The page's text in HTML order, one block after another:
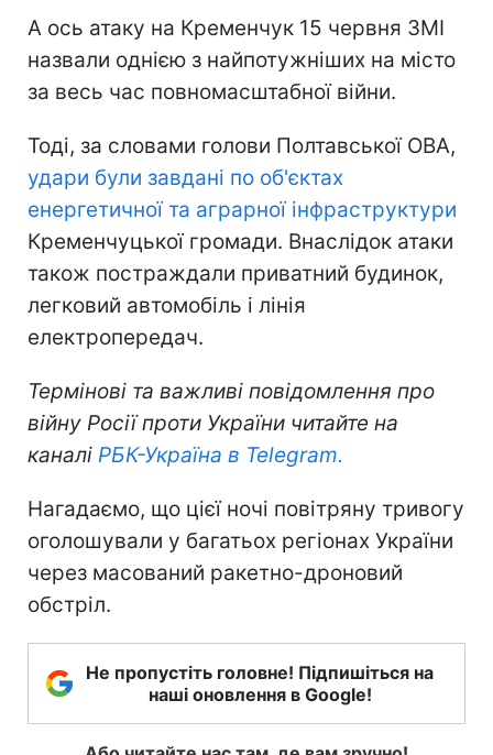
А ось атаку на Кременчук 15 червня ЗМІ
назвали однією з найпотужніших на місто
за весь час повномасштабної війни.
Тоді, за словами голови Полтавської ОВА,
удари були завдані по об'єктах
енергетичної та аграрної інфраструктури
Кременчуцької громади. Внаслідок атаки
також постраждали приватний будинок,
легковий автомобіль і лінія
електропередач.
Термінові та важливі повідомлення про
війну Росії проти України читайте на
каналі РБК-Україна в Telegram.
Нагадаємо, що цієї ночі повітряну тривогу
оголошували у багатьох регіонах України
через масований ракетно-дроновий
обстріл.
Не пропустіть головне! Підпишіться на
наші оновлення в Google!